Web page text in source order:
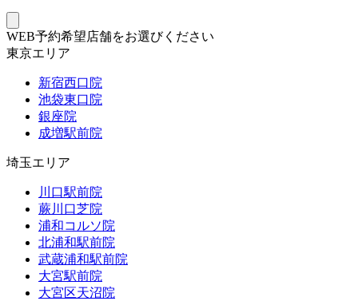
WEB予約希望店舗をお選びください
東京エリア
新宿西口院
池袋東口院
銀座院
成増駅前院
埼玉エリア
川口駅前院
蕨川口芝院
浦和コルソ院
北浦和駅前院
武蔵浦和駅前院
大宮駅前院
大宮区天沼院